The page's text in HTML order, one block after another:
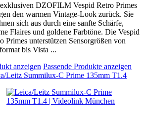
DZOFILM Vespid Retro Primes
den warmen Vintage-Look zurück. Sie
sich aus durch eine sanfte Schärfe,
Flaires und goldene Farbtöne. Die Vespid
Primes unterstützen Sensorgrößen von
bis Vista ...
anzeigen Passende Produkte anzeigen
Leitz Summilux-C Prime 135mm T1.4